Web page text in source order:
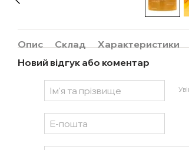
Опис Склад
Характеристики
Новий відгук або коментар